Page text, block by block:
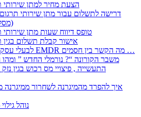
2352 – הצעת מחיר למתן
2356 – טופס דיווח שעות מתן
2357 – אישור קבלת תשלום
– לבעלי עסקים ובעולם העבודה EMDR מה הקשר בין חסמים …
– משבר הקורונה “? נורמלי החדש ” ומהו ה 2021 איך
נוהל